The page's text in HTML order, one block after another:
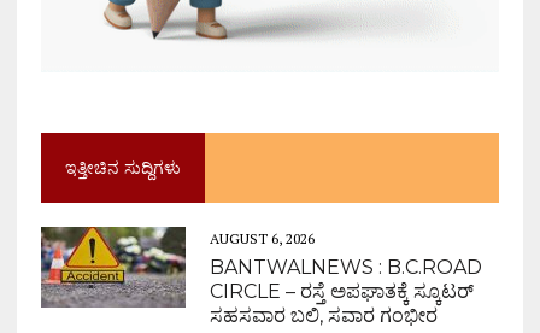
ಇತ್ತೀಚಿನ ಸುದ್ದಿಗಳು
AUGUST 6, 2026
BANTWALNEWS : B.C.ROAD
CIRCLE – ರಸ್ತೆ ಅಪಘಾತಕ್ಕೆ ಸ್ಕೂಟರ್
ಸಹಸವಾರ ಬಲಿ, ಸವಾರ ಗಂಭೀರ